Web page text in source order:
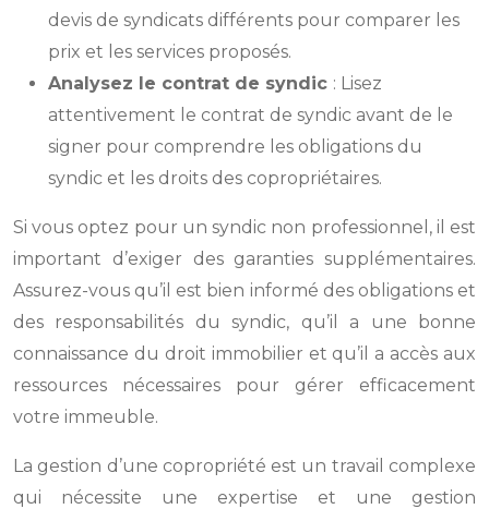
devis de syndicats différents pour comparer les
prix et les services proposés.
Analysez le contrat de syndic : Lisez
attentivement le contrat de syndic avant de le
signer pour comprendre les obligations du
syndic et les droits des copropriétaires.
Si vous optez pour un syndic non professionnel, il est
important d’exiger des garanties supplémentaires.
Assurez-vous qu’il est bien informé des obligations et
des responsabilités du syndic, qu’il a une bonne
connaissance du droit immobilier et qu’il a accès aux
ressources nécessaires pour gérer efficacement
votre immeuble.
La gestion d’une copropriété est un travail complexe
qui nécessite une expertise et une gestion